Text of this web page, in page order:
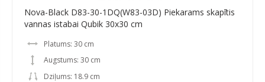
Nova-Black D83-30-1DQ(W83-03D) Piekarams skapītis
vannas istabai Qubik 30x30 cm
Platums: 30 cm
Augstums: 30 cm
Dziļums: 18.9 cm